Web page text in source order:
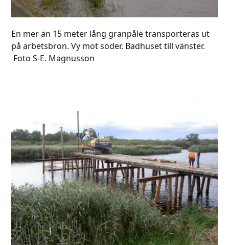
En mer än 15 meter lång granpåle transporteras ut
på arbetsbron. Vy mot söder. Badhuset till vänster.
Foto S-E. Magnusson